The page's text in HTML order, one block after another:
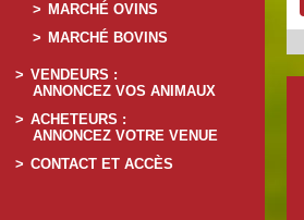
MARCHÉ OVINS
MARCHÉ BOVINS
VENDEURS :
ANNONCEZ VOS ANIMAUX
ACHETEURS :
ANNONCEZ VOTRE VENUE
CONTACT ET ACCÈS